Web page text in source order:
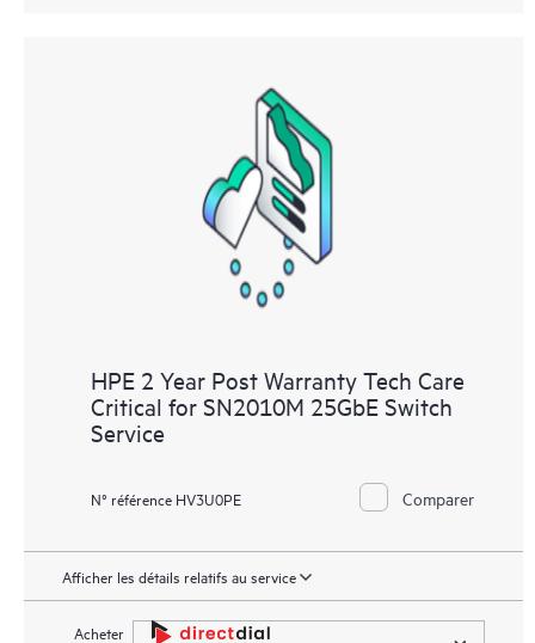
HPE 2 Year Post Warranty Tech Care
Critical for SN2010M 25GbE Switch
Service
N° référence HV3U0PE Comparer
Afficher les détails relatifs au service
Acheter